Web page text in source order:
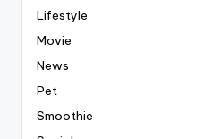
Lifestyle
Movie
News
Pet
Smoothie